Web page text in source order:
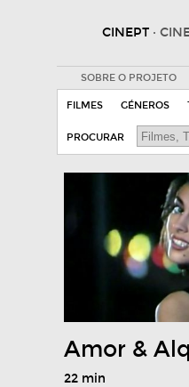
CINEPT ·
SOBRE O PROJETO
FILMES GÉNEROS
PROCURAR
Amor &
22 min